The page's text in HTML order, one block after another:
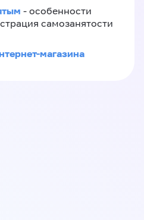
- особенности
самозанятости
магазина